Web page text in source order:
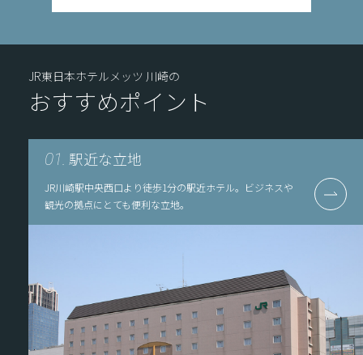
JR東日本ホテルメッツ 川崎の
おすすめポイント
01. 駅近な立地
JR川崎駅中央西口より徒歩1分の駅近ホテル。ビジネスや
観光の拠点にとても便利な立地。